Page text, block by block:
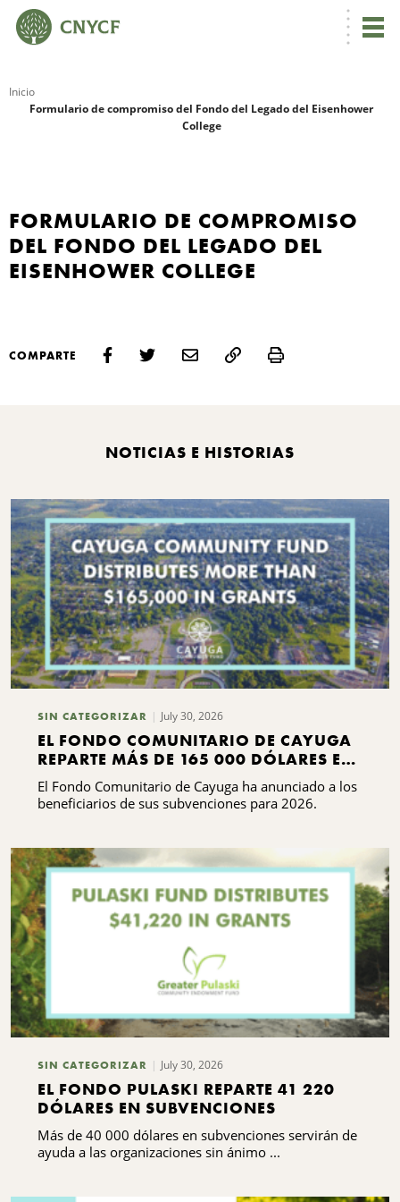
Inicio
Formulario de compromiso del Fondo del Legado del Eisenhower
College
FORMULARIO DE COMPROMISO
DEL FONDO DEL LEGADO DEL
EISENHOWER COLLEGE
COMPARTE Print
NOTICIAS E HISTORIAS
SIN CATEGORIZAR July 30, 2026
EL FONDO COMUNITARIO DE CAYUGA
REPARTE MÁS DE 165 000 DÓLARES EN
SUBVENCIONES
El Fondo Comunitario de Cayuga ha anunciado a los
beneficiarios de sus subvenciones para 2026.
SIN CATEGORIZAR July 30, 2026
EL FONDO PULASKI REPARTE 41 220
DÓLARES EN SUBVENCIONES
Más de 40 000 dólares en subvenciones servirán de
ayuda a las organizaciones sin ánimo ...